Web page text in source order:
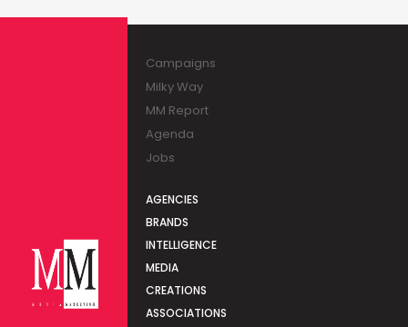
Campaigns
Milky Way
MM Report
Agenda
Jobs
AGENCIES
BRANDS
INTELLIGENCE
MEDIA
CREATIONS
ASSOCIATIONS